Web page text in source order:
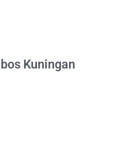
Kuningan